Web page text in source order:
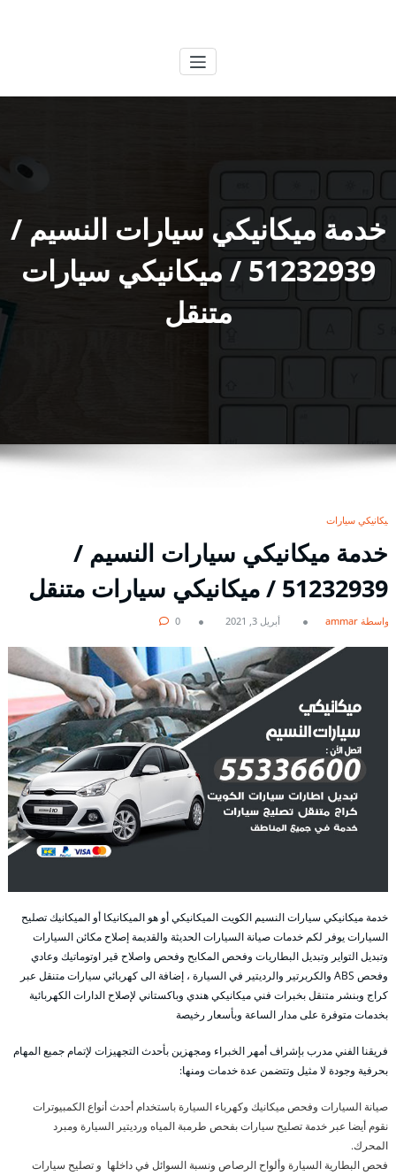
خدمة ميكانيكي سيارات النسيم /
51232939‬ / ميكانيكي سيارات
متنقل
ميكانيكي سيارات
خدمة ميكانيكي سيارات النسيم /
51232939‬ / ميكانيكي سيارات متنقل
بواسطة ammar أبريل 3, 2021 0
خدمة ميكانيكي سيارات النسيم الكويت الميكانيكي أو هو الميكانيكا أو الميكانيك تصليح
السيارات يوفر لكم خدمات صيانة السيارات الحديثة والقديمة إصلاح مكائن السيارات
وتبديل التواير وتبديل البطاريات وفحص المكابح وفحص واصلاح قير اوتوماتيك وعادي
وفحص ABS والكربرتير والرديتير في السيارة ، إضافة الى كهربائي سيارات متنقل عبر
كراج وبنشر متنقل بخبرات فني ميكانيكي هندي وباكستاني لإصلاح الدارات الكهربائية
بخدمات متوفرة على مدار الساعة وبأسعار رخيصة
فريقنا الفني مدرب بإشراف أمهر الخبراء ومجهزين بأحدث التجهيزات لإتمام جميع المهام
بحرفية وجودة لا مثيل وتتضمن عدة خدمات ومنها:
صيانة السيارات وفحص ميكانيك وكهرباء السيارة باستخدام أحدث أنواع الكمبيوترات
نقوم أيضا عبر خدمة تصليح سيارات بفحص طرمبة المياه ورديتير السيارة ومبرد
المحرك.
فحص البطارية السيارة وألواح الرصاص ونسبة السوائل في داخلها و تصليح سيارات